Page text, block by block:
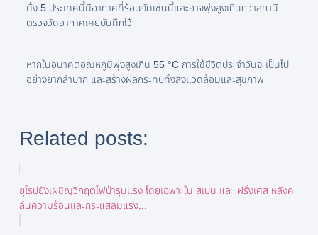
ทั้ง 5 ประเทศนี้มีอากาศที่ร้อนจัดเช่นนี้และอาจพุ่งสูงเกินกว่าสถานี
ตรวจวัดอากาศเคยบันทึกไว้
หากในอนาคตอุณหภูมิพุ่งสูงเกิน 55 °C การใช้ชีวิตประจำวันจะเป็นไป
อย่างยากลำบาก และสร้างผลกระทบทั้งสิ่งแวดล้อมและสุขภาพ
Related posts:
ยุโรปยังเผชิญวิกฤตไฟป่ารุนแรง โดยเฉพาะใน สเปน และ ฝรั่งเศส หลังค
ลื่นความร้อนและกระแสลมแรง...